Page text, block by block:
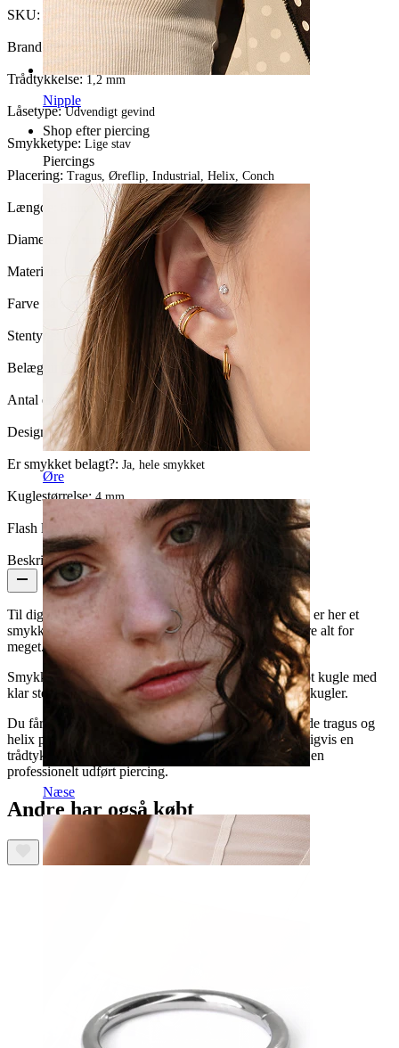
Nipple
Shop efter piercing
Piercings
Øre
Næse
SKU: Barbell-66
Brand: Bodymod Trend
Trådtykkelse:1,2 mm
Låsetype:Udvendigt gevind
Smykketype: Lige stav
Placering: Tragus, Øreflip, Industrial, Helix, Conch
Længde:
Diameter:
Materiale: Kirurgisk stål / Messing
Farve på sten:Klar
Stentype: Kubisk zirkonia
Belægningstype: Ionimplantering
Antal enheder:1
Design:Kæde
Er smykket belagt?: Ja, hele smykket
Kuglestørrelse:4 mm
Flash label: 3 for 2
Beskrivelse
Til dig der har både en piericng i både tragus og helix, er her et
smykke der ikke ligner alle de andre, men uden at være alt for
meget.
Smykket består af en smuk ring på 10 mm. med en flot kugle med
klar sten, en kæde på ca. 7 cm. og en lille stav med to kugler.
Du får altså ét piercingsmykke som du kan bruge i både tragus og
helix på én og samme tid. Både stav og ring har naturligvis en
trådtykkelse på 1,2 mm. så det kan bruges af alle med en
professionelt udført piercing.
Andre har også købt